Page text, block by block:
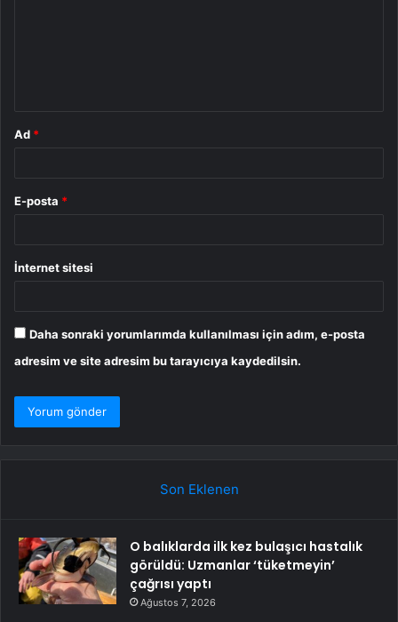
Ad *
E-posta *
İnternet sitesi
Daha sonraki yorumlarımda kullanılması için adım, e-posta
adresim ve site adresim bu tarayıcıya kaydedilsin.
Son Eklenen
O balıklarda ilk kez bulaşıcı hastalık
görüldü: Uzmanlar ‘tüketmeyin’
çağrısı yaptı
Ağustos 7, 2026